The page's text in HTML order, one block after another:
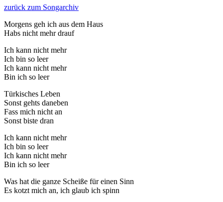
zurück zum Songarchiv
Morgens geh ich aus dem Haus
Habs nicht mehr drauf
Ich kann nicht mehr
Ich bin so leer
Ich kann nicht mehr
Bin ich so leer
Türkisches Leben
Sonst gehts daneben
Fass mich nicht an
Sonst biste dran
Ich kann nicht mehr
Ich bin so leer
Ich kann nicht mehr
Bin ich so leer
Was hat die ganze Scheiße für einen Sinn
Es kotzt mich an, ich glaub ich spinn